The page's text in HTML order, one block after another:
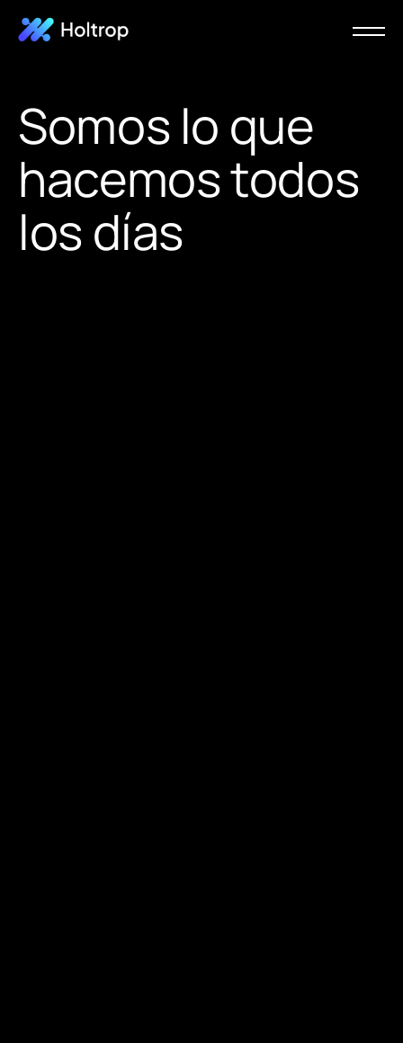
Somos lo que
hacemos todos
los días